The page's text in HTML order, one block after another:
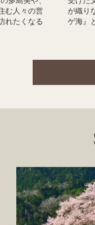
む人々の営
れたくなる
が織り
ゲ海』